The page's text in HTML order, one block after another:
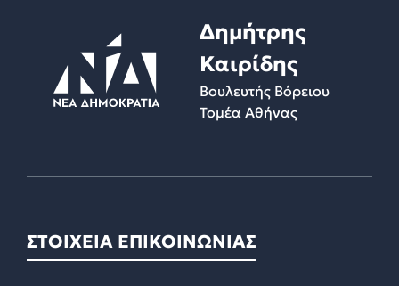
Δημήτρης
Καιρίδης
Βουλευτής Βόρειου
Τομέα Αθήνας
ΣΤΟΙΧΕΙΑ ΕΠΙΚΟΙΝΩΝΙΑΣ